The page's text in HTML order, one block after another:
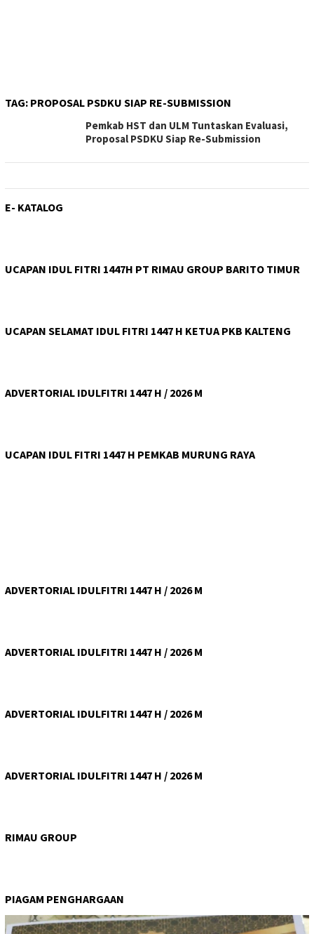
TAG: PROPOSAL PSDKU SIAP RE-SUBMISSION
Pemkab HST dan ULM Tuntaskan Evaluasi,
Proposal PSDKU Siap Re-Submission
E- KATALOG
UCAPAN IDUL FITRI 1447H PT RIMAU GROUP BARITO TIMUR
UCAPAN SELAMAT IDUL FITRI 1447 H KETUA PKB KALTENG
ADVERTORIAL IDULFITRI 1447 H / 2026 M
UCAPAN IDUL FITRI 1447 H PEMKAB MURUNG RAYA
ADVERTORIAL IDULFITRI 1447 H / 2026 M
ADVERTORIAL IDULFITRI 1447 H / 2026 M
ADVERTORIAL IDULFITRI 1447 H / 2026 M
ADVERTORIAL IDULFITRI 1447 H / 2026 M
RIMAU GROUP
PIAGAM PENGHARGAAN